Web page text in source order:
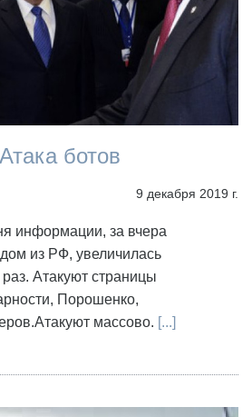
ботов
9 декабря 2019 г.
информации, за вчера
из РФ, увеличилась
Атакуют страницы
Порошенко,
массово. [...]